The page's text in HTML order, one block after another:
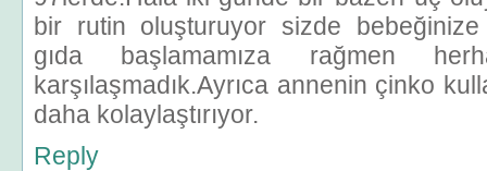
bir rutin oluşturuyor sizde
gıda başlamamıza rağmen
karşılaşmadık.Ayrıca annenin çinko
daha kolaylaştırıyor.
Reply